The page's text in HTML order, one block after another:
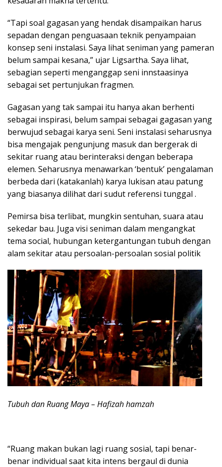
“Tapi soal gagasan yang hendak disampaikan harus
sepadan dengan penguasaan teknik penyampaian
konsep seni instalasi. Saya lihat seniman yang pameran
belum sampai kesana,” ujar Ligsartha. Saya lihat,
sebagian seperti menganggap seni innstaasinya
sebagai set pertunjukan fragmen.
Gagasan yang tak sampai itu hanya akan berhenti
sebagai inspirasi, belum sampai sebagai gagasan yang
berwujud sebagai karya seni. Seni instalasi seharusnya
bisa mengajak pengunjung masuk dan bergerak di
sekitar ruang atau berinteraksi dengan beberapa
elemen. Seharusnya menawarkan ‘bentuk’ pengalaman
berbeda dari (katakanlah) karya lukisan atau patung
yang biasanya dilihat dari sudut referensi tunggal .
Pemirsa bisa terlibat, mungkin sentuhan, suara atau
sekedar bau. Juga visi seniman dalam mengangkat
tema social, hubungan ketergantungan tubuh dengan
alam sekitar atau persoalan-persoalan sosial politik
Tubuh dan Ruang Maya – Hafizah hamzah
“Ruang makan bukan lagi ruang sosial, tapi benar-
benar individual saat kita intens bergaul di dunia